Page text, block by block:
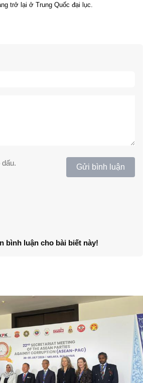
trở lại ở Trung Quốc đại lục.
Gửi bình luận
bình luận cho bài biết này!